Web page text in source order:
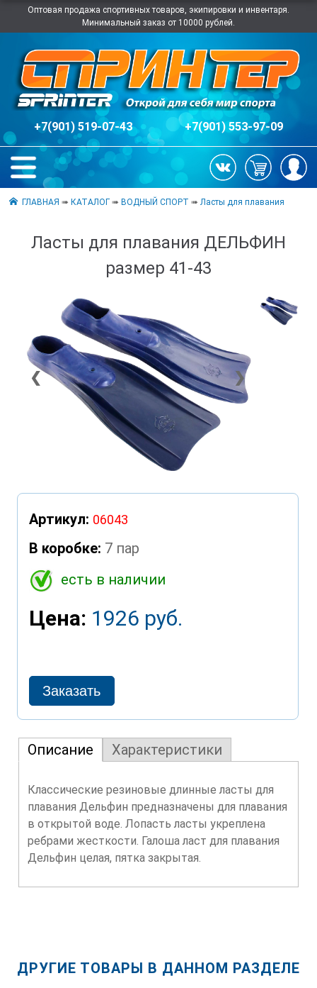
Оптовая продажа спортивных товаров, экипировки и инвентаря.
Минимальный заказ от 10000 рублей.
+7(901) 519-07-43 +7(901) 553-97-09
ГЛАВНАЯ ➠КАТАЛОГ ➠ВОДНЫЙ СПОРТ ➠ Ласты для плавания
Ласты для плавания ДЕЛЬФИН
размер 41-43
❮ ❯
Артикул: 06043
В коробке: 7 пар
есть в наличии
Цена: 1926 руб.
Описание Характеристики
Классические резиновые длинные ласты для
плавания Дельфин предназначены для плавания
в открытой воде. Лопасть ласты укреплена
ребрами жесткости. Галоша ласт для плавания
Дельфин целая, пятка закрытая.
ДРУГИЕ ТОВАРЫ В ДАННОМ РАЗДЕЛЕ